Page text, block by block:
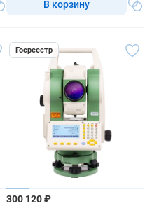
В корзину
Госреестр
300 120 ₽